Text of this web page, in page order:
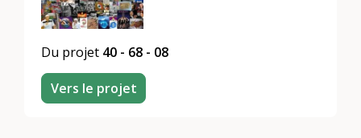
Du projet 40 - 68 - 08
Vers le projet